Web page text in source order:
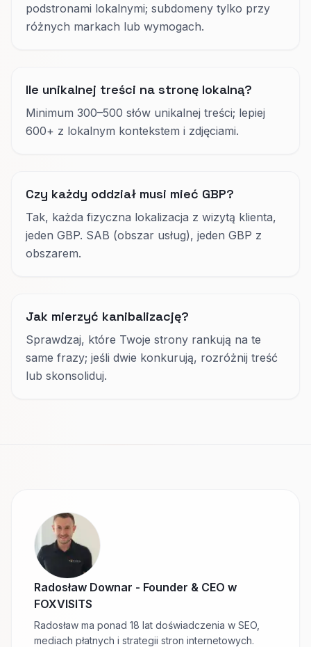
podstronami lokalnymi; subdomeny tylko przy
różnych markach lub wymogach.
Ile unikalnej treści na stronę lokalną?
Minimum 300–500 słów unikalnej treści; lepiej
600+ z lokalnym kontekstem i zdjęciami.
Czy każdy oddział musi mieć GBP?
Tak, każda fizyczna lokalizacja z wizytą klienta,
jeden GBP. SAB (obszar usług), jeden GBP z
obszarem.
Jak mierzyć kanibalizację?
Sprawdzaj, które Twoje strony rankują na te
same frazy; jeśli dwie konkurują, rozróżnij treść
lub skonsoliduj.
Radosław Downar - Founder & CEO w
FOXVISITS
Radosław ma ponad 18 lat doświadczenia w SEO,
mediach płatnych i strategii stron internetowych.